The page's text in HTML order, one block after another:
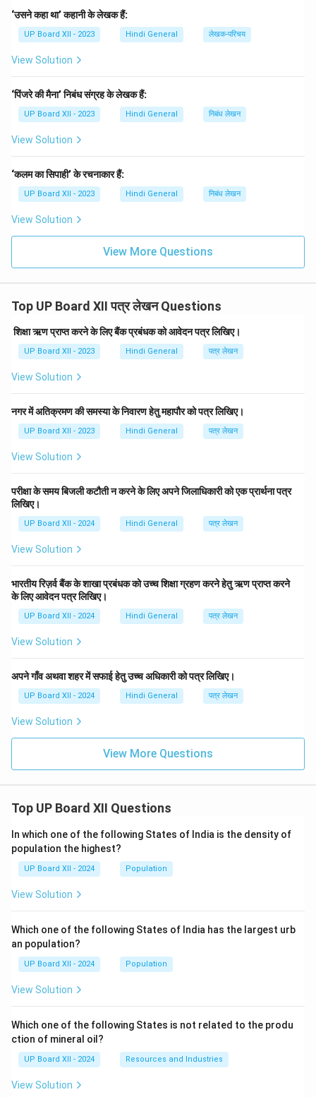
‘उसने कहा था’ कहानी के लेखक हैं:
UP Board XII - 2023 Hindi General लेखक-परिचय
View Solution
‘पिंजरे की मैना’ निबंध संग्रह के लेखक हैं:
UP Board XII - 2023 Hindi General निबंध लेखन
View Solution
‘कलम का सिपाही’ के रचनाकार हैं:
UP Board XII - 2023 Hindi General निबंध लेखन
View Solution
View More Questions
Top UP Board XII पत्र लेखन Questions
शिक्षा ऋण प्राप्त करने के लिए बैंक प्रबंधक को आवेदन पत्र लिखिए।
UP Board XII - 2023 Hindi General पत्र लेखन
View Solution
नगर में अतिक्रमण की समस्या के निवारण हेतु महापौर को पत्र लिखिए।
UP Board XII - 2023 Hindi General पत्र लेखन
View Solution
परीक्षा के समय बिजली कटौती न करने के लिए अपने जिलाधिकारी को एक प्रार्थना पत्र
लिखिए।
UP Board XII - 2024 Hindi General पत्र लेखन
View Solution
भारतीय रिज़र्व बैंक के शाखा प्रबंधक को उच्च शिक्षा ग्रहण करने हेतु ऋण प्राप्त करने
के लिए आवेदन पत्र लिखिए।
UP Board XII - 2024 Hindi General पत्र लेखन
View Solution
अपने गाँव अथवा शहर में सफाई हेतु उच्च अधिकारी को पत्र लिखिए।
UP Board XII - 2024 Hindi General पत्र लेखन
View Solution
View More Questions
Top UP Board XII Questions
In which one of the following States of India is the density of
population the highest?
UP Board XII - 2024 Population
View Solution
Which one of the following States of India has the largest urb
an population?
UP Board XII - 2024 Population
View Solution
Which one of the following States is not related to the produ
ction of mineral oil?
UP Board XII - 2024 Resources and Industries
View Solution